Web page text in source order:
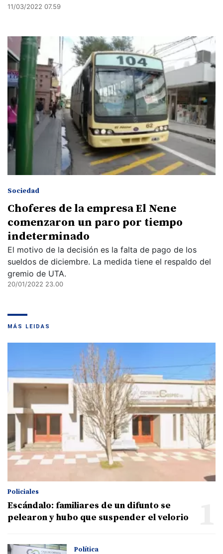
11/03/2022 07.59
Sociedad
Choferes de la empresa El Nene
comenzaron un paro por tiempo
indeterminado
El motivo de la decisión es la falta de pago de los
sueldos de diciembre. La medida tiene el respaldo del
gremio de UTA.
20/01/2022 23.00
MÁS LEIDAS
Policiales
Escándalo: familiares de un difunto se
pelearon y hubo que suspender el velorio
Política